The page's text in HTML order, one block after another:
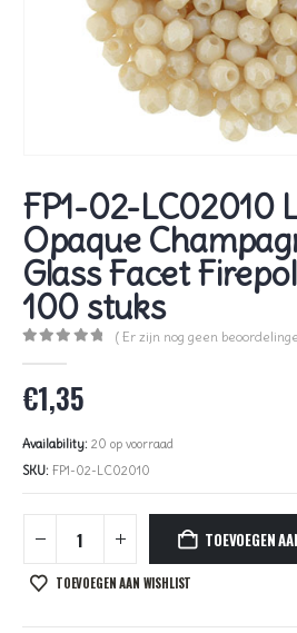
FP1-02-LC02010
Opaque
Glass Facet
100 stuks
( Er zijn nog geen
€1,35
Availability: 20 op voorraad
SKU: FP1-02-LC02010
TOEVOEGEN
TOEVOEGEN AAN WISHLIST